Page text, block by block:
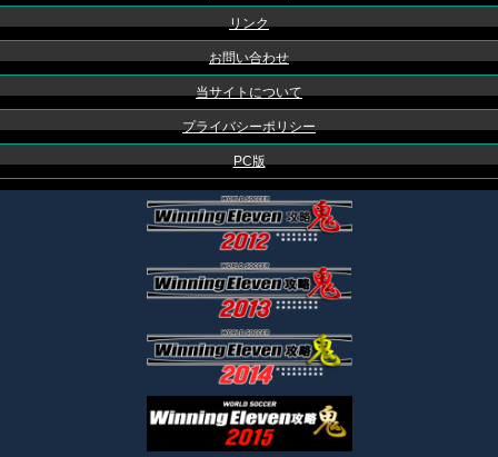
リンク
お問い合わせ
当サイトについて
プライバシーポリシー
PC版